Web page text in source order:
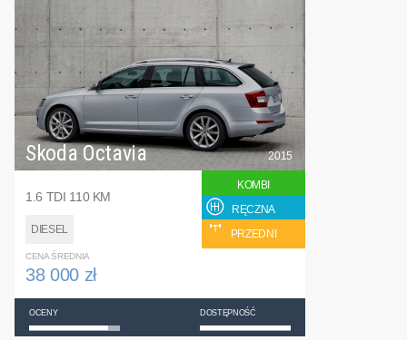
Skoda Octavia
1.6 TDI 110 KM
DIESEL
2015
KOMBI
RĘCZNA
PRZEDNI
CENA ŚREDNIA
38 000 zł
OCENY DOSTĘPNOŚĆ